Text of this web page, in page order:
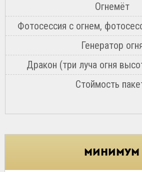
Огнемёт
Фотосессия с огнем,
Генератор
Дракон (три луча огня
Стоймость
минимум